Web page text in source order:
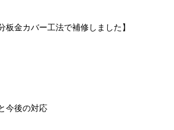
板金カバー工法で補修しました】
今後の対応